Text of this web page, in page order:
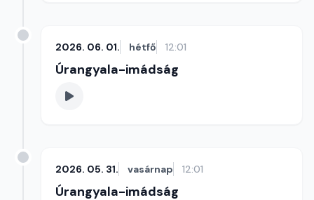
2026. 06. 01. hétfő 12:01
Úrangyala-imádság
2026. 05. 31. vasárnap 12:01
Úrangyala-imádság